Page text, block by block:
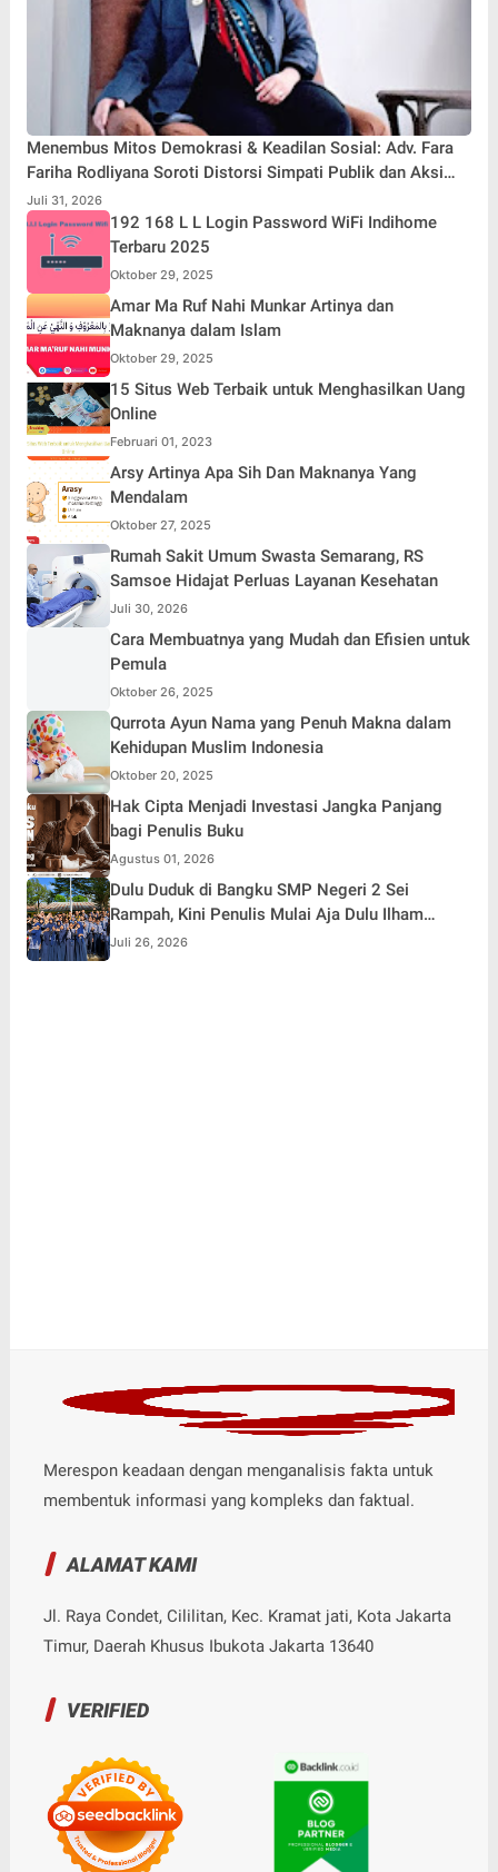
Menembus Mitos Demokrasi & Keadilan Sosial: Adv. Fara
Fariha Rodliyana Soroti Distorsi Simpati Publik dan Aksi
Main Hakim Sendiri
Juli 31, 2026
192 168 L L Login Password WiFi Indihome
Terbaru 2025
Oktober 29, 2025
Amar Ma Ruf Nahi Munkar Artinya dan
Maknanya dalam Islam
Oktober 29, 2025
15 Situs Web Terbaik untuk Menghasilkan Uang
Online
Februari 01, 2023
Arsy Artinya Apa Sih Dan Maknanya Yang
Mendalam
Oktober 27, 2025
Rumah Sakit Umum Swasta Semarang, RS
Samsoe Hidajat Perluas Layanan Kesehatan
Juli 30, 2026
Cara Membuatnya yang Mudah dan Efisien untuk
Pemula
Oktober 26, 2025
Qurrota Ayun Nama yang Penuh Makna dalam
Kehidupan Muslim Indonesia
Oktober 20, 2025
Hak Cipta Menjadi Investasi Jangka Panjang
bagi Penulis Buku
Agustus 01, 2026
Dulu Duduk di Bangku SMP Negeri 2 Sei
Rampah, Kini Penulis Mulai Aja Dulu Ilham
Febryan Kembali sebagai Pemateri untuk
Menginspirasi Generasi Muda
Juli 26, 2026
Merespon keadaan dengan menganalisis fakta untuk
membentuk informasi yang kompleks dan faktual.
ALAMAT KAMI
Jl. Raya Condet, Cililitan, Kec. Kramat jati, Kota Jakarta
Timur, Daerah Khusus Ibukota Jakarta 13640
VERIFIED